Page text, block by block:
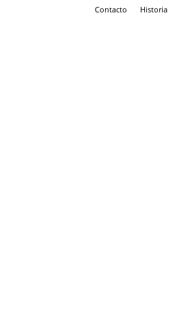
Contacto Historia